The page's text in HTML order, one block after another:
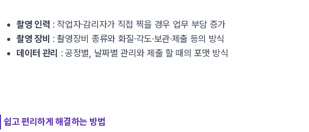
촬영 인력 : 작업자·감리자가 직접 찍을 경우 업무 부담 증가
촬영 장비 : 촬영장비 종류와 화질·각도·보관·제출 등의 방식
데이터 관리 : 공정별, 날짜별 관리와 제출 할 때의 포맷 방식
쉽고 편리하게 해결하는 방법